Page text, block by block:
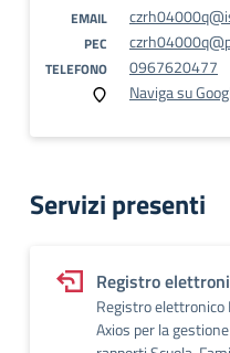
EMAIL
PEC
TELEFONO
0967620477
Naviga su
Servizi presenti
Registro
Registro elettronico
Axios per la